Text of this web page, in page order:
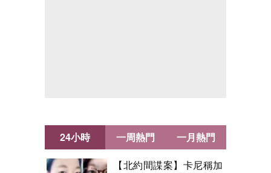
24小時
【北約間諜案】卡尼稱加
一周熱門 一月熱門